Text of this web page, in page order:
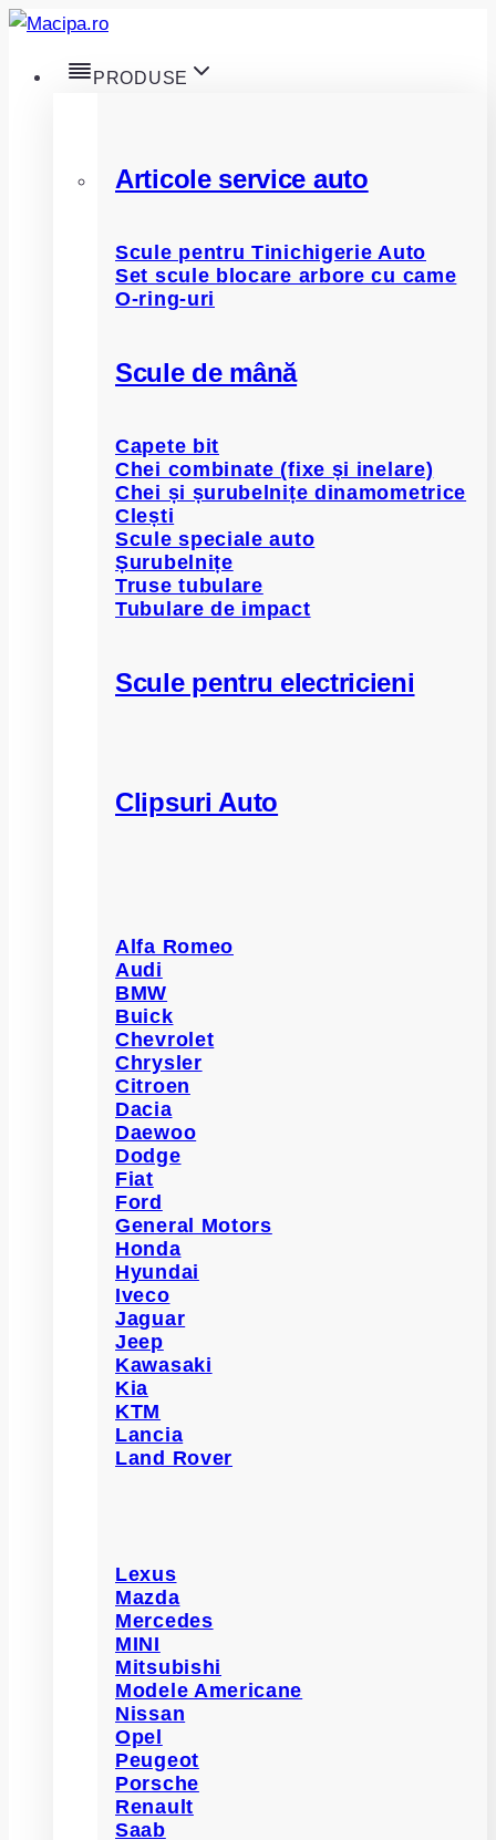
Skip
content
PRODUSE
Articole service auto
Scule pentru Tinichigerie Auto
Set scule blocare arbore cu came
O-ring-uri
Scule de mână
Capete bit
Chei combinate (fixe și inelare)
Chei și șurubelnițe dinamometrice
Clești
Scule speciale auto
Șurubelnițe
Truse tubulare
Tubulare de impact
Scule pentru electricieni
Clipsuri Auto
Alfa Romeo
Audi
BMW
Buick
Chevrolet
Chrysler
Citroen
Dacia
Daewoo
Dodge
Fiat
Ford
General Motors
Honda
Hyundai
Iveco
Jaguar
Jeep
Kawasaki
Kia
KTM
Lancia
Land Rover
Lexus
Mazda
Mercedes
MINI
Mitsubishi
Modele Americane
Nissan
Opel
Peugeot
Porsche
Renault
Saab